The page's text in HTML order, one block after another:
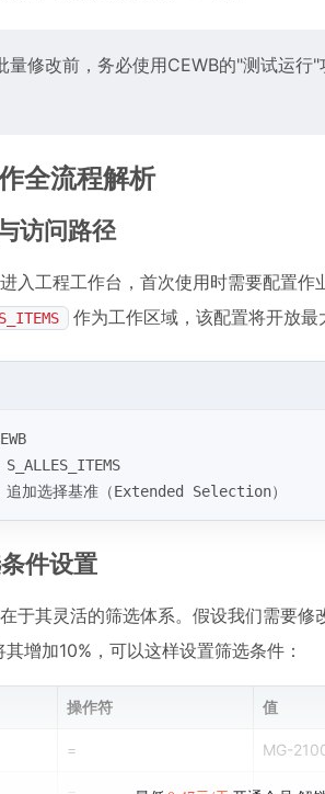
量修改前，务必使用CEWB的"测试运行
全流程解析
访问路径
入工程工作台，首次使用时需要配置
作为工作区域，该配置将开放最
加选择基准（Extended Selection）
件设置
于其灵活的筛选体系。假设我们需要
增加10%，可以这样设置筛选条件：
操作符 值
= MG-